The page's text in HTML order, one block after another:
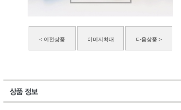
< 이전상품 이미지확대 다음상품 >